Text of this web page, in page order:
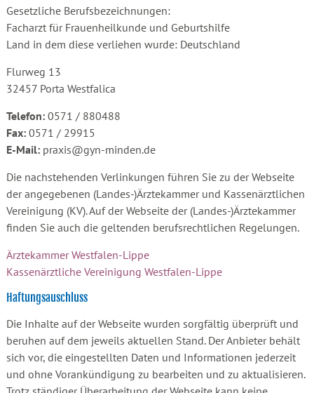
Gesetzliche Berufsbezeichnungen:
Facharzt für Frauenheilkunde und Geburtshilfe
Land in dem diese verliehen wurde: Deutschland
Flurweg 13
32457 Porta Westfalica
Telefon:0571 / 880488
Fax:0571 / 29915
E-Mail:praxis@gyn-minden.de
Die nachstehenden Verlinkungen führen Sie zu der Webseite
der angegebenen (Landes-)Ärztekammer und Kassenärztlichen
Vereinigung (KV). Auf der Webseite der (Landes-)Ärztekammer
finden Sie auch die geltenden berufsrechtlichen Regelungen.
Ärztekammer Westfalen-Lippe
Kassenärztliche Vereinigung Westfalen-Lippe
Haftungsauschluss
Die Inhalte auf der Webseite wurden sorgfältig überprüft und
beruhen auf dem jeweils aktuellen Stand. Der Anbieter behält
sich vor, die eingestellten Daten und Informationen jederzeit
und ohne Vorankündigung zu bearbeiten und zu aktualisieren.